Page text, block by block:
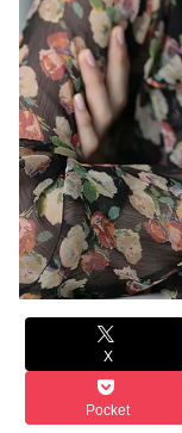
X
Pocket